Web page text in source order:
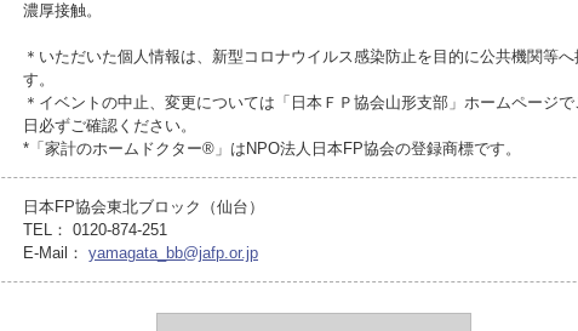
濃厚接触。
＊いただいた個人情報は、新型コロナウイルス感染防止を目的に公共機関等
す。
＊イベントの中止、変更については「日本ＦＰ協会山形支部」ホームページ
日必ずご確認ください。
*「家計のホームドクター®」はNPO法人日本FP協会の登録商標です。
日本FP協会東北ブロック（仙台）
TEL： 0120-874-251
E-Mail： yamagata_bb@jafp.or.jp